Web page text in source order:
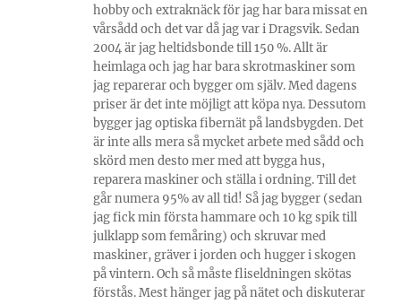
hobby och extraknäck för jag har bara missat en
vårsådd och det var då jag var i Dragsvik. Sedan
2004 är jag heltidsbonde till 150 %. Allt är
heimlaga och jag har bara skrotmaskiner som
jag reparerar och bygger om själv. Med dagens
priser är det inte möjligt att köpa nya. Dessutom
bygger jag optiska fibernät på landsbygden. Det
är inte alls mera så mycket arbete med sådd och
skörd men desto mer med att bygga hus,
reparera maskiner och ställa i ordning. Till det
går numera 95% av all tid! Så jag bygger (sedan
jag fick min första hammare och 10 kg spik till
julklapp som femåring) och skruvar med
maskiner, gräver i jorden och hugger i skogen
på vintern. Och så måste fliseldningen skötas
förstås. Mest hänger jag på nätet och diskuterar